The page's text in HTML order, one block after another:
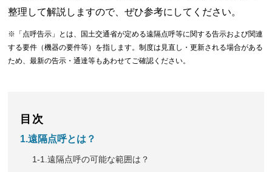
整理して解説しますので、ぜひ参考にしてください。
※「点呼告示」とは、国土交通省が定める遠隔点呼等に関する告示および関連
する要件（機器の要件等）を指します。制度は見直し・更新される場合がある
ため、最新の告示・通達等もあわせてご確認ください。
目次
1.遠隔点呼とは？
1-1.遠隔点呼の可能な範囲は？